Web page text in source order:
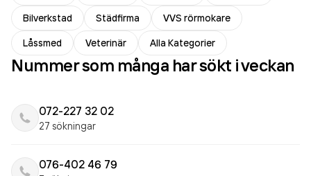
Bilverkstad
Städfirma
VVS rörmokare
Låssmed
Veterinär Alla Kategorier
Nummer som många har sökt i veckan
072-227 32 02
27 sökningar
076-402 46 79